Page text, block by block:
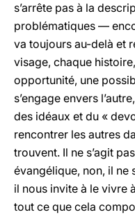
s’arrête pas à la
problématiques —
va toujours au-delà et
visage, chaque
opportunité, une
s’engage envers
des idéaux et du «
rencontrer les autres
trouvent. Il ne s’agit
évangélique, non, il ne
il nous invite à le vivre
tout ce que cela